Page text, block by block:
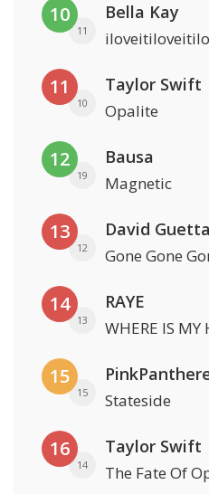
10
11
Bella Kay
11
10
Taylor Swift
Opalite
12
19
Bausa
Magnetic
13
12 Gone Gone
14
13
RAYE
WHERE IS MY
15
15 Stateside
16
14
Taylor Swift
The Fate Of